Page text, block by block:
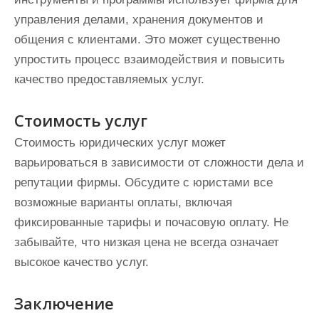
управления делами, хранения документов и
общения с клиентами. Это может существенно
упростить процесс взаимодействия и повысить
качество предоставляемых услуг.
Стоимость услуг
Стоимость юридических услуг может
варьироваться в зависимости от сложности дела и
репутации фирмы. Обсудите с юристами все
возможные варианты оплаты, включая
фиксированные тарифы и почасовую оплату. Не
забывайте, что низкая цена не всегда означает
высокое качество услуг.
Заключение